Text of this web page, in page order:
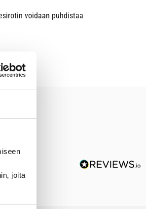
joita
voidaan puhdistaa